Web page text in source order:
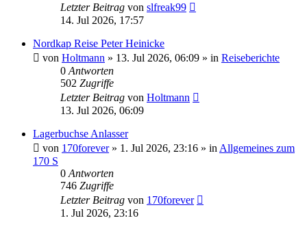
Letzter Beitrag von slfreak99
14. Jul 2026, 17:57
Nordkap Reise Peter Heinicke
von Holtmann » 13. Jul 2026, 06:09 » in Reiseberichte
0 Antworten
502 Zugriffe
Letzter Beitrag von Holtmann
13. Jul 2026, 06:09
Lagerbuchse Anlasser
von 170forever» 1. Jul 2026, 23:16 » in Allgemeines zum
170 S
0 Antworten
746 Zugriffe
Letzter Beitrag von 170forever
1. Jul 2026, 23:16